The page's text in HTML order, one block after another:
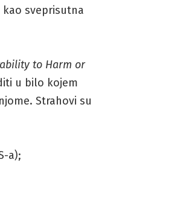
sveprisutna
to Harm or
u bilo kojem
Strahovi su
a);